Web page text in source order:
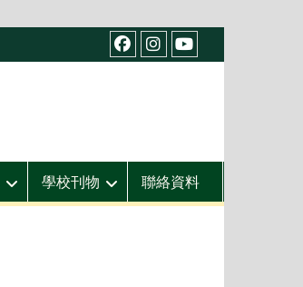
facebook
IG youtube
學校刊物 聯絡資料